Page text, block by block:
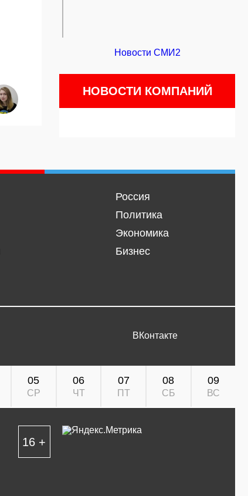
Новости СМИ2
НОВОСТИ КОМПАНИЙ
Россия
Политика
Экономика
Бизнес
ВКонтакте
05
СР
06
ЧТ
07
ПТ
08
СБ
09
ВС
16 +